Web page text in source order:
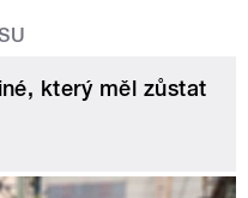
který měl zůstat